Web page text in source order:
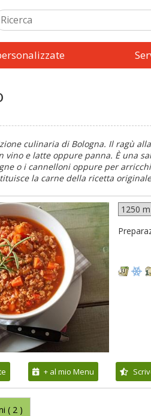
culinaria di Bologna. Il ragù
vino e latte oppure panna. È una
o i cannelloni oppure per
la carne della ricetta
+ al mio Menu
( 2 )